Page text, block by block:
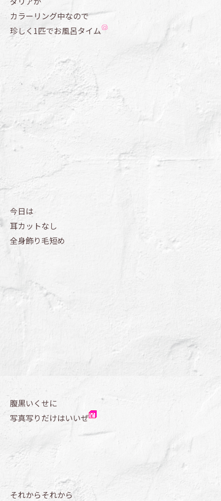
カラーリング中なので
珍しく1匹でお風呂タイム
今日は
耳カットなし
全身飾り毛短め
腹黒いくせに
写真写りだけはいいぜ
それからそれから